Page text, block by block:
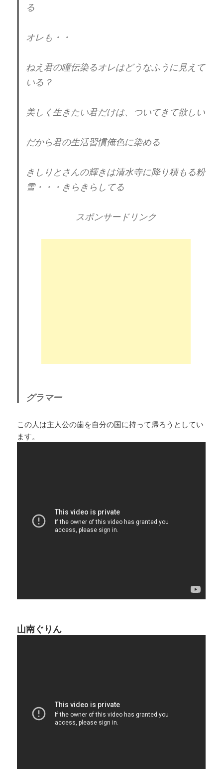
る
オレも・・
ねえ君の瞳伝染るオレはどうなふうに見えて
いる？
美しく生きたい君だけは、ついてきて欲しい
だから君の生活習慣俺色に染める
きしりとさんの輝きは清水寺に降り積もる粉
雪・・・きらきらしてる
スポンサードリンク
グラマー
この人は主人公の歯を自分の国に持って帰ろうとしてい
ます。
山南ぐりん